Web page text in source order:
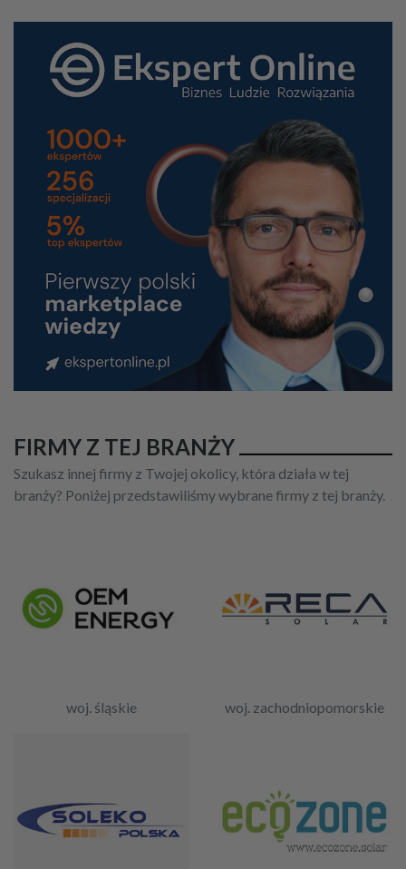
FIRMY Z TEJ BRANŻY
Szukasz innej firmy z Twojej okolicy, która działa w tej
branży? Poniżej przedstawiliśmy wybrane firmy z tej branży.
woj. śląskie woj. zachodniopomorskie